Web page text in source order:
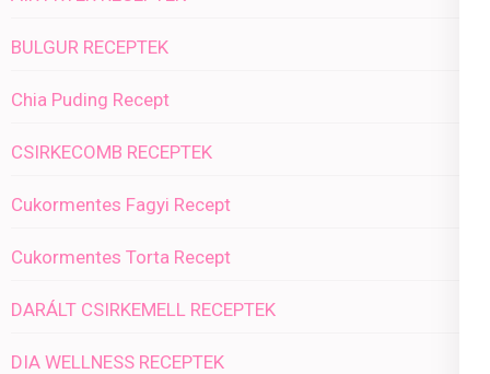
BULGUR RECEPTEK
Chia Puding Recept
CSIRKECOMB RECEPTEK
Cukormentes Fagyi Recept
Cukormentes Torta Recept
DARÁLT CSIRKEMELL RECEPTEK
DIA WELLNESS RECEPTEK